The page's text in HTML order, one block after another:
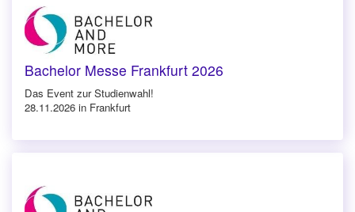
Bachelor Messe Frankfurt 2026
Das Event zur Studienwahl!
28.11.2026 in Frankfurt